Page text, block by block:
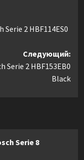
2 HBF114ES0
Следующий:
Serie 2 HBF153EB0
Black
Serie 8